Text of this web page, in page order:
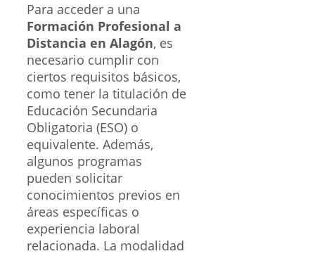
Para acceder a una
Formación Profesional a
Distancia en Alagón, es
necesario cumplir con
ciertos requisitos básicos,
como tener la titulación de
Educación Secundaria
Obligatoria (ESO) o
equivalente. Además,
algunos programas
pueden solicitar
conocimientos previos en
áreas específicas o
experiencia laboral
relacionada. La modalidad